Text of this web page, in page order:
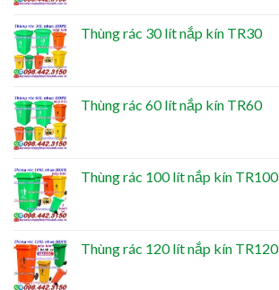
Thùng rác 30 lít nắp kín TR30
Thùng rác 60 lít nắp kín TR60
Thùng rác 100 lít nắp kín TR100
Thùng rác 120 lít nắp kín TR120